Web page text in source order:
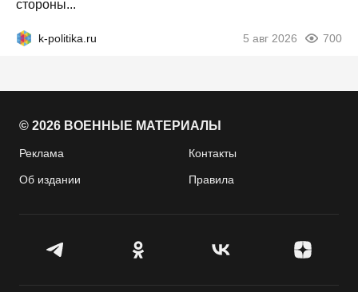
стороны...
k-politika.ru 5 авг 2026 700
© 2026 ВОЕННЫЕ МАТЕРИАЛЫ
Реклама Контакты
Об издании Правила